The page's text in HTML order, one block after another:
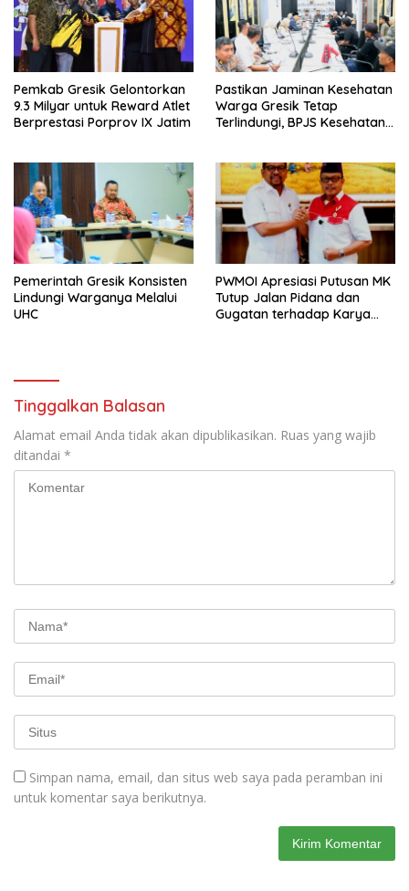
Pemkab Gresik Gelontorkan
9.3 Milyar untuk Reward Atlet
Berprestasi Porprov IX Jatim
Pastikan Jaminan Kesehatan
Warga Gresik Tetap
Terlindungi, BPJS Kesehatan
Pemerintah Gresik Konsisten
Lindungi Warganya Melalui
UHC
PWMOI Apresiasi Putusan MK
Tutup Jalan Pidana dan
Gugatan terhadap Karya
Tinggalkan Balasan
Alamat email Anda tidak akan dipublikasikan. Ruas yang wajib
ditandai *
Simpan nama, email, dan situs web saya pada peramban ini
untuk komentar saya berikutnya.